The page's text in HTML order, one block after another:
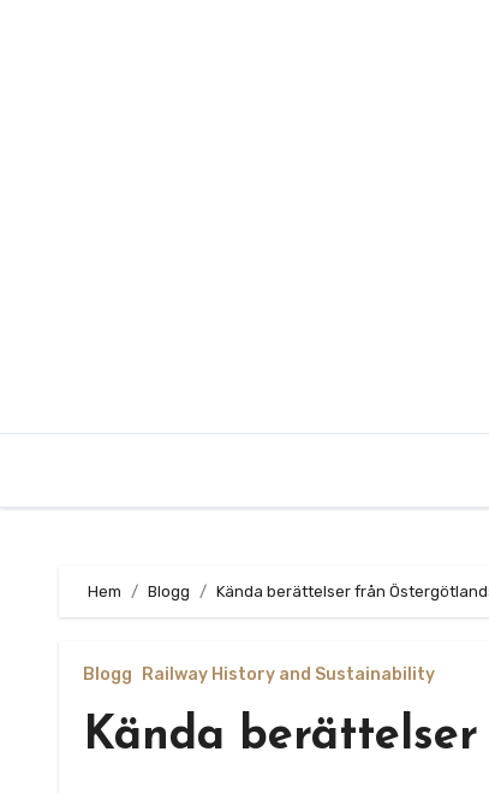
Hem Blogg Kända berättelser från
Blogg Railway History and Sustainability
Kända